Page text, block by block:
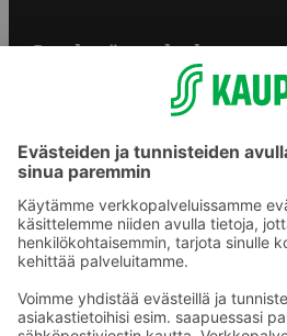
S-ryhmän palvelut
Yhteishyvä Ruoka -sovellus
Prisma.fi
Sokos.fi
S-Pankki
Sokos Hotels